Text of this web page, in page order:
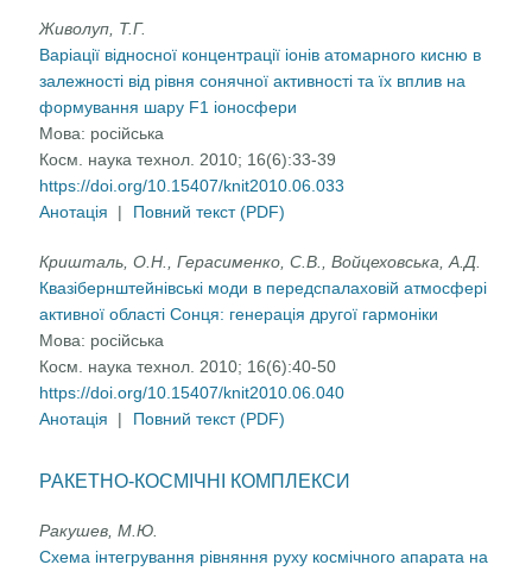
Живолуп, Т.Г.
Варіації відносної концентрації іонів атомарного кисню в
залежності від рівня сонячної активності та їх вплив на
формування шару F1 іоносфери
Мова: російська
Косм. наука технол. 2010; 16(6):33-39
https://doi.org/10.15407/knit2010.06.033
Анотація
| Повний текст (PDF)
Кришталь, О.Н., Герасименко, С.В., Войцеховська, А.Д.
Квазібернштейнівські моди в передспалаховій атмосфері
активної області Сонця: генерація другої гармоніки
Мова: російська
Косм. наука технол. 2010; 16(6):40-50
https://doi.org/10.15407/knit2010.06.040
Анотація
| Повний текст (PDF)
РАКЕТНО-КОСМІЧНІ КОМПЛЕКСИ
Ракушев, М.Ю.
Схема інтегрування рівняння руху космічного апарата на